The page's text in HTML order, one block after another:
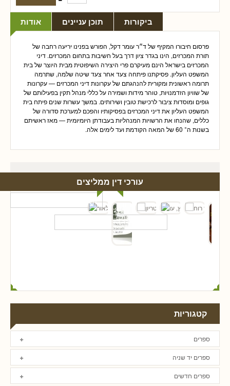
אודות תוכן עניינים ביקורות
פרסום חיבורו המקיף של ד״ר עומר דקל, הפורש בפנינו יריעה רחבה של
תורת המכרזים, הינו בגדר ציון דרך בעל חשיבות בתחום המכרזים. דיני
המכרזים בישראל הינם מעיקרם פרי היצירה השיפוטית מבית היוצר של בית
המשפט העליון. פסיקתנו פיתחה צעד אחר צעד שיטה שלמה, שתרמה
תרומה ראשונית ומקורית להנהגתם של עקרונות דיני המכרזים — עקרונות
של שוויון הזדמנויות, טוהר מידות ושמירה על כללי מנהל תקין בפעילותם של
גופים ומוסדות ציבור לרכישת טובין ושירותים. במשך עשרות שנים פיתח בית
המשפט העליון את דיני המכרזים בפסיקותיו והפכם למערכת סדורה של
כללים, שהנחו את הרשויות המנהליות בעבודתן היומיומית — מאז ראשיתם
בשנות ה־ 60 של המאה הקודמת ועד לימים אלה.
עורכי דין ממליצים
קטגוריות
ספרים
ספרים יד שניה
ספרים חדשים